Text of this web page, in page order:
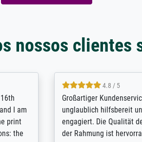
nossos clientes
to
best
the
5 / 5
Outstanding quality and
support. - the quality of
excellent and difficult to
from the real thing; it